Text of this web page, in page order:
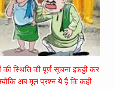
की स्थिति की पूर्ण सूचना इकठ्ठी कर
अब मूल प्रश्न ये है कि कही